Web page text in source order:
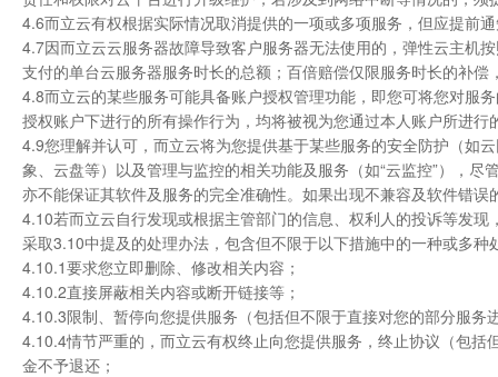
4.6而立云有权根据实际情况取消提供的一项或多项服务，但应提前
4.7因而立云云服务器故障导致客户服务器无法使用的，弹性云主机
支付的单台云服务器服务时长的总额；百倍赔偿仅限服务时长的补
4.8而立云的某些服务可能具备账户授权管理功能，即您可将您对服
授权账户下进行的所有操作行为，均将被视为您通过本人账户所进
4.9您理解并认可，而立云将为您提供基于某些服务的安全防护（如
象、云盘等）以及管理与监控的相关功能及服务（如“云监控”），
亦不能保证其软件及服务的完全准确性。如果出现不兼容及软件错
4.10若而立云自行发现或根据主管部门的信息、权利人的投诉等发
采取3.10中提及的处理办法，包含但不限于以下措施中的一种或多种
4.10.1要求您立即删除、修改相关内容；
4.10.2直接屏蔽相关内容或断开链接等；
4.10.3限制、暂停向您提供服务（包括但不限于直接对您的部分服
4.10.4情节严重的，而立云有权终止向您提供服务，终止协议（包
金不予退还；